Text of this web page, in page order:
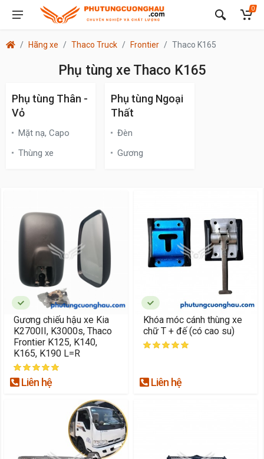
0
Hãng xe Thaco Truck Frontier Thaco K165
Phụ tùng xe Thaco K165
Phụ tùng Thân -
Vỏ
Mặt nạ, Capo
Thùng xe
Phụ tùng Ngoại
Thất
Đèn
Gương
Gương chiếu hậu xe Kia
K2700II, K3000s, Thaco
Frontier K125, K140,
K165, K190 L=R
Liên hệ
Khóa móc cánh thùng xe
chữ T + đế (có cao su)
Liên hệ